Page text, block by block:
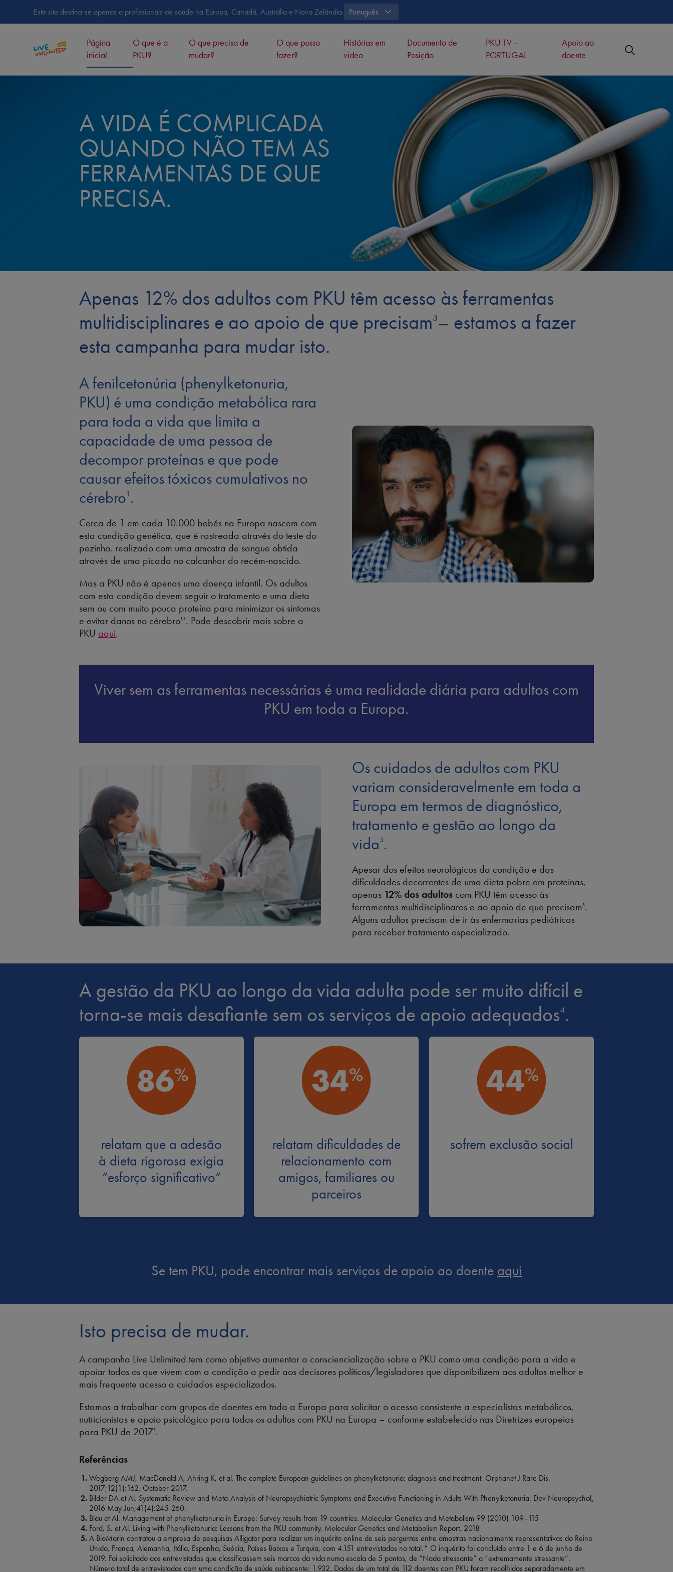
Este site destina-se apenas a profissionais de saúde na Europa, Canadá, Austrália e Nova Zelândia. Português
Página
inicial
O que é a
PKU?
O que precisa de
mudar?
O que posso
fazer?
Histórias em
video
Documento de
Posição
PKU TV –
PORTUGAL
Apoio ao
doente
A VIDA É COMPLICADA
QUANDO NÃO TEM AS
FERRAMENTAS DE QUE
PRECISA.
Apenas 12% dos adultos com PKU têm acesso às ferramentas
multidisciplinares e ao apoio de que precisam3– estamos a fazer
esta campanha para mudar isto.
A fenilcetonúria (phenylketonuria,
PKU) é uma condição metabólica rara
para toda a vida que limita a
capacidade de uma pessoa de
decompor proteínas e que pode
causar efeitos tóxicos cumulativos no
cérebro1 .
Cerca de 1 em cada 10.000 bebés na Europa nascem com
esta condição genética, que é rastreada através do teste do
pezinho, realizado com uma amostra de sangue obtida
através de uma picada no calcanhar do recém-nascido.
Mas a PKU não é apenas uma doença infantil. Os adultos
com esta condição devem seguir o tratamento e uma dieta
sem ou com muito pouca proteína para minimizar os sintomas
e evitar danos no cérebro1,2. Pode descobrir mais sobre a
PKU aqui.
Viver sem as ferramentas necessárias é uma realidade diária para adultos com
PKU em toda a Europa.
Os cuidados de adultos com PKU
variam consideravelmente em toda a
Europa em termos de diagnóstico,
tratamento e gestão ao longo da
vida3.
Apesar dos efeitos neurológicos da condição e das
dificuldades decorrentes de uma dieta pobre em proteínas,
apenas 12% dos adultoscom PKU têm acesso às
ferramentas multidisciplinares e ao apoio de que precisam3 .
Alguns adultos precisam de ir às enfermarias pediátricas
para receber tratamento especializado.
A gestão da PKU ao longo da vida adulta pode ser muito difícil e
torna-se mais desafiante sem os serviços de apoio adequados4.
relatam que a adesão
à dieta rigorosa exigia
“esforço significativo”
relatam dificuldades de
relacionamento com
amigos, familiares ou
parceiros
sofrem exclusão social
Se tem PKU, pode encontrar mais serviços de apoio ao doente aqui
Isto precisa de mudar.
A campanha Live Unlimited tem como objetivo aumentar a consciencialização sobre a PKU como uma condição para a vida e
apoiar todos os que vivem com a condição a pedir aos decisores políticos/legisladores que disponibilizem aos adultos melhor e
mais frequente acesso a cuidados especializados.
Estamos a trabalhar com grupos de doentes em toda a Europa para solicitar o acesso consistente a especialistas metabólicos,
nutricionistas e apoio psicológico para todos os adultos com PKU na Europa – conforme estabelecido nas Diretrizes europeias
para PKU de 20171 .
Referências
Wegberg AMJ, MacDonald A, Ahring K, et al. The complete European guidelines on phenylketonuria: diagnosis and treatment. Orphanet J Rare Dis.
2017;12(1):162. October 2017.
Bilder DA et Al. Systematic Review and Meta-Analysis of Neuropsychiatric Symptoms and Executive Functioning in Adults With Phenylketonuria. Dev Neuropsychol.
2016 May-Jun;41(4):245-260.
Blau et Al. Management of phenylketonuria in Europe: Survey results from 19 countries. Molecular Genetics and Metabolism 99 (2010) 109–115
Ford, S. et Al. Living with Phenylketonuria: Lessons from the PKU community. Molecular Genetics and Metabolism Report. 2018
A BioMarin contratou a empresa de pesquisas Alligator para realizar um inquérito online de seis perguntas entre amostras nacionalmente representativas do Reino
Unido, França, Alemanha, Itália, Espanha, Suécia, Países Baixos e Turquia, com 4.151 entrevistados no total.* O inquérito foi concluído entre 1 e 6 de junho de
2019. Foi solicitado aos entrevistados que classificassem seis marcos da vida numa escala de 5 pontos, de “Nada stressante” a “extremamente stressante”.
Número total de entrevistados com uma condição de saúde subjacente: 1.932. Dados de um total de 112 doentes com PKU foram recolhidos separadamente em